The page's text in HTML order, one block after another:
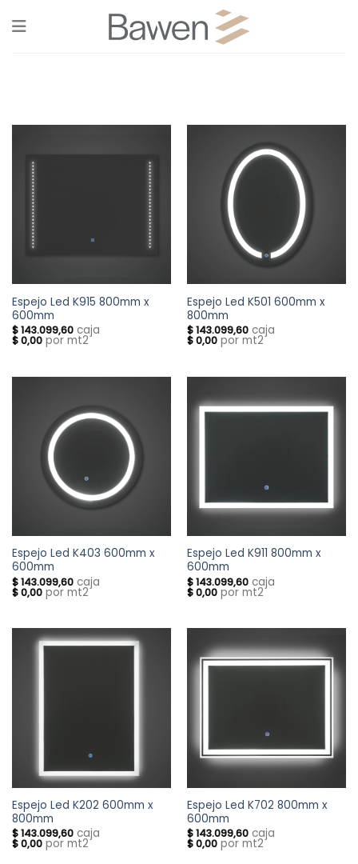
to
Espejo Led K915 800mm x
600mm
$143.099,60 caja
$0,00 por mt2
Espejo Led K501 600mm x
800mm
$143.099,60 caja
$0,00 por mt2
Espejo Led K403 600mm x
600mm
$143.099,60 caja
$0,00 por mt2
Espejo Led K911 800mm x
600mm
$143.099,60 caja
$0,00 por mt2
Espejo Led K202 600mm x
800mm
$143.099,60 caja
$0,00 por mt2
Espejo Led K702 800mm x
600mm
$143.099,60 caja
$0,00 por mt2